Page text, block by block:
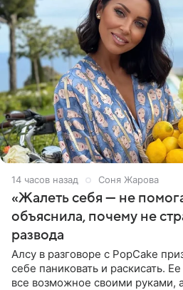
14 часов назад Соня Жарова
«Жалеть себя — не
объяснила, почему не
развода
Алсу в разговоре с PopCake
себе паниковать и раскисать.
все возможное своими руками,